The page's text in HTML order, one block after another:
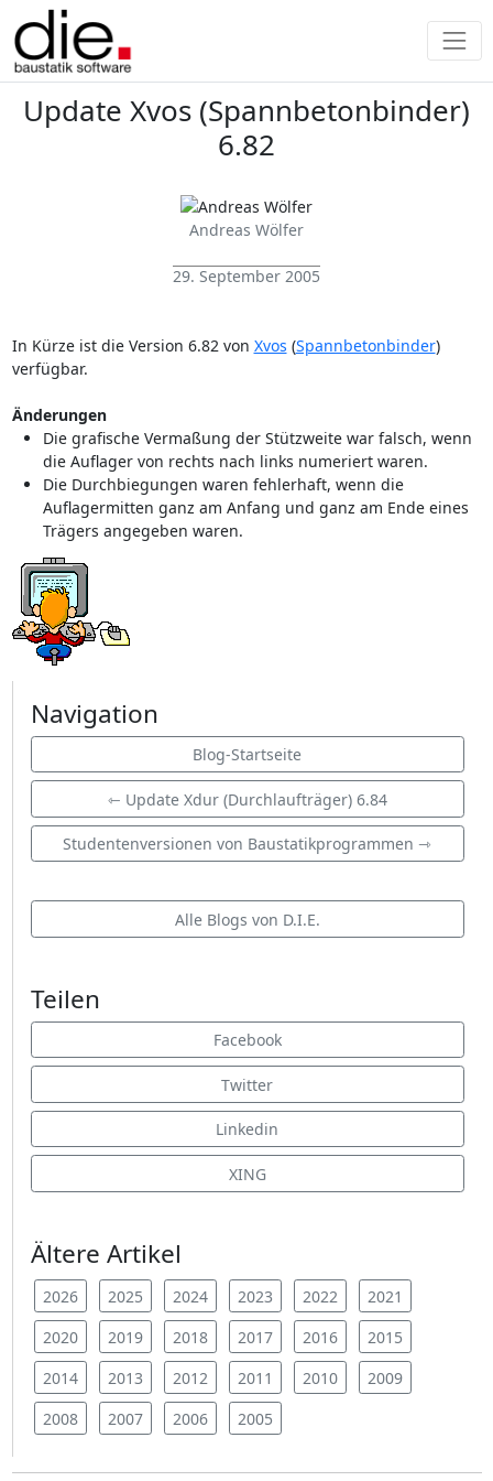
Update Xvos (Spannbetonbinder)
6.82
Andreas Wölfer
29. September 2005
In Kürze ist die Version 6.82 von Xvos (Spannbetonbinder)
verfügbar.
Änderungen
Die grafische Vermaßung der Stützweite war falsch, wenn
die Auflager von rechts nach links numeriert waren.
Die Durchbiegungen waren fehlerhaft, wenn die
Auflagermitten ganz am Anfang und ganz am Ende eines
Trägers angegeben waren.
Navigation
Blog-Startseite
⇽ Update Xdur (Durchlaufträger) 6.84
Studentenversionen von Baustatikprogrammen ⇾
Alle Blogs von D.I.E.
Teilen
Facebook
Twitter
Linkedin
XING
Ältere Artikel
2026 2025 2024 2023 2022
2021
2020
2019 2018 2017 2016
2015
2014
2013 2012 2011 2010
2009
2008
2007 2006 2005